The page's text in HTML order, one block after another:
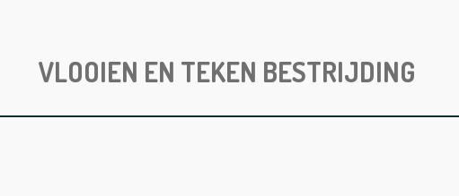
VLOOIEN EN TEKEN BESTRIJDING